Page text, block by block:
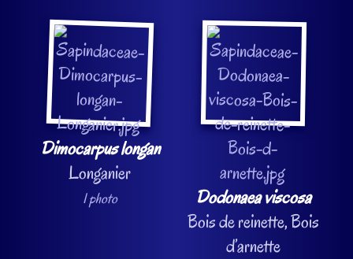
Dimocarpus longan
Longanier
1 photo
Dodonaea viscosa
Bois de reinette, Bois
d’arnette